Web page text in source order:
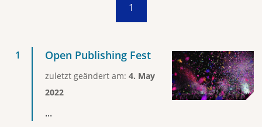
1
Open Publishing Fest
zuletzt geändert am: 4. May
2022
...